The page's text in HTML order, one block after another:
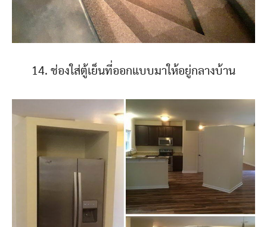
14. ช่องใส่ตู้เย็นที่ออกแบบมาให้อยู่กลางบ้าน